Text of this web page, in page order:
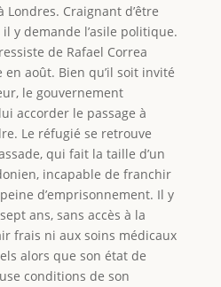
Craignant d’être
y demande l’asile politique.
de Rafael Correa
août. Bien qu’il soit invité
le gouvernement
accorder le passage à
Le réfugié se retrouve
qui fait la taille d’un
incapable de franchir
d’emprisonnement. Il y
ans, sans accès à la
frais ni aux soins médicaux
alors que son état de
conditions de son